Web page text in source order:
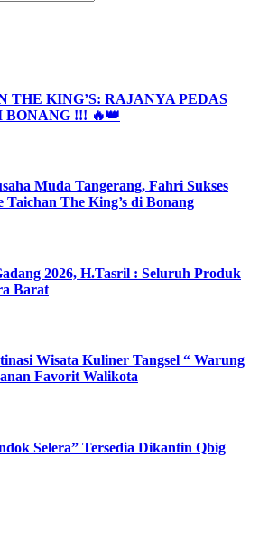
THE KING’S: RAJANYA PEDAS
!!! 🔥👑
Muda Tangerang, Fahri Sukses
Taichan The King’s di Bonang
2026, H.Tasril : Seluruh Produk
Barat
Wisata Kuliner Tangsel “ Warung
Favorit Walikota
Selera” Tersedia Dikantin Qbig